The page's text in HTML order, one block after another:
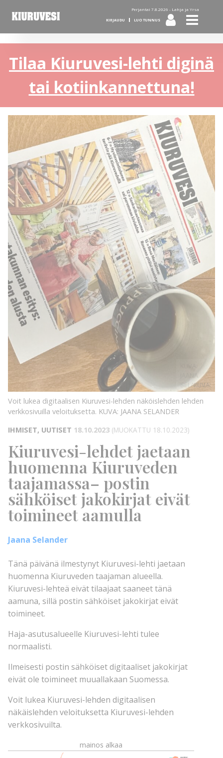
Perjantai 7.8.2026 - Lahja ja Yrsa
KIRJAUDU LUO TUNNUS
Tilaa Kiuruvesi-lehti diginä
tai kotiinkannettuna!
KUVA:
JAANA
SELANDER
Voit lukea digitaalisen Kiuruvesi-lehden näköislehden lehden
verkkosivuilla veloituksetta. KUVA: JAANA SELANDER
IHMISET, UUTISET 18.10.2023 (MUOKATTU 18.10.2023)
Kiuruvesi-lehdet jaetaan
huomenna Kiuruveden
taajamassa– postin
sähköiset jakokirjat eivät
toimineet aamulla
Jaana Selander
Tänä päivänä ilmestynyt Kiuruvesi-lehti jaetaan
huomenna Kiuruveden taajaman alueella.
Kiuruvesi-lehteä eivät tilaajaat saaneet tänä
aamuna, sillä postin sähköiset jakokirjat eivät
toimineet.
Haja-asutusalueelle Kiuruvesi-lehti tulee
normaalisti.
Ilmeisesti postin sähköiset digitaaliset jakokirjat
eivät ole toimineet muuallakaan Suomessa.
Voit lukea Kiuruvesi-lehden digitaalisen
näkäislehden veloituksetta Kiuruvesi-lehden
verkkosivuilta.
mainos alkaa